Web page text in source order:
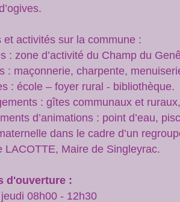
et activités sur la commune :
: zone d’activité du Champ du
: maçonnerie, charpente,
: école – foyer rural - bibliothèque.
: gîtes communaux et
d’animations : point d’eau,
dans le cadre d’un
LACOTTE, Maire de Singleyrac.
d'ouverture :
08h00 - 12h30